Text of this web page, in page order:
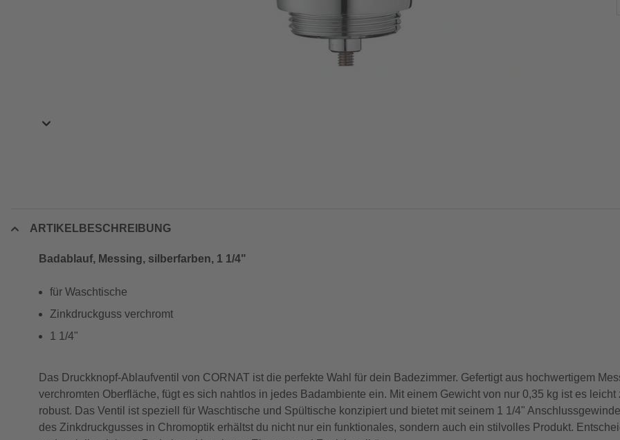
ARTIKELBESCHREIBUNG
Badablauf, Messing, silberfarben, 1 1/4"
für Waschtische
Zinkdruckguss verchromt
1 1/4"
Das Druckknopf-Ablaufventil von CORNAT ist die perfekte Wahl für dein Badezimmer. Gefertigt aus hochwertigem
verchromten Oberfläche, fügt es sich nahtlos in jedes Badambiente ein. Mit einem Gewicht von nur 0,35 kg ist es
robust. Das Ventil ist speziell für Waschtische und Spültische konzipiert und bietet mit seinem 1 1/4"
des Zinkdruckgusses in Chromoptik erhältst du nicht nur ein funktionales, sondern auch ein stilvolles Produkt.